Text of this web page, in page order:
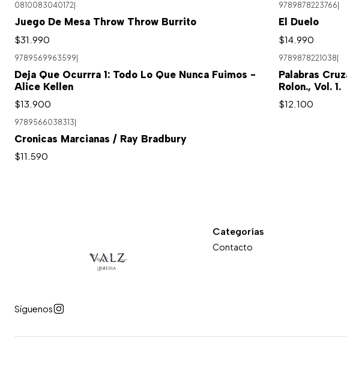
0810083040172
Juego De Mesa Throw Throw Burrito
$31.990
9789878223766
El Duelo
$14.990
9789569963599|
Deja Que Ocurrra 1: Todo Lo Que Nunca Fuimos -
Alice Kellen
$13.900
9789878221038|
Palabras
Rolon., Vol. 1.
$12.100
9789566038313
Cronicas Marcianas / Ray Bradbury
$11.590
Síguenos
Categorías
Contacto